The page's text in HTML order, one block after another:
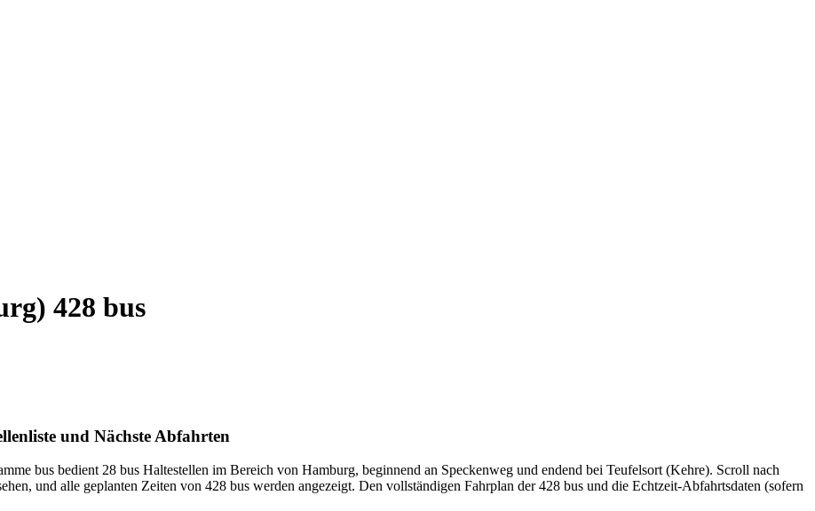
428 bus
und Nächste Abfahrten
bus bedient 28 bus Haltestellen im Bereich von Hamburg, beginnend an Speckenweg und endend bei Teufelsort (Kehre). Scroll nach
und alle geplanten Zeiten von 428 bus werden angezeigt. Den vollständigen Fahrplan der 428 bus und die Echtzeit-Abfahrtsdaten (sofern